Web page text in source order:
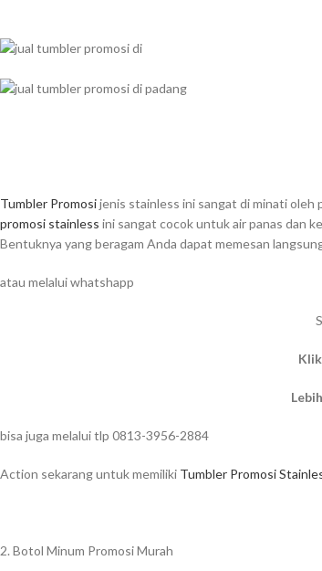
Tumbler Promosijenis stainless ini sangat di minati oleh
promosi stainless ini sangat cocok untuk air panas dan
Bentuknya yang beragam Anda dapat memesan
atau melalui whatshapp
bisa juga melalui tlp 0813-3956-2884
Action sekarang untuk memiliki Tumbler Promosi
2. Botol Minum Promosi Murah